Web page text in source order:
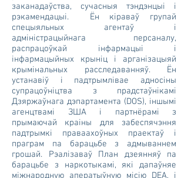
заканадаўства, сучасныя тэндэнцыі і
рэкамендацыі. Ён кіраваў групай
спецыяльных агентаў і
адміністрацыйнага персаналу,
распрацоўкай інфармацыі і
інфармацыйных крыніц і арганізацыяй
крымінальных расследаванняў. Ён
устанавіў і падтрымлівае адносіны
супрацоўніцтва з прадстаўнікамі
Дзяржаўнага дэпартамента (DOS), іншымі
агенцтвамі ЗША і партнёрамі з
прымаючай краіны для забеспячэння
падтрымкі праваахоўных праектаў і
праграм па барацьбе з адмываннем
грошай. Рэалізаваў План дзеянняў па
барацьбе з наркотыкамі, які дапаўняе
міжнародную аператыўную місію DEA, і